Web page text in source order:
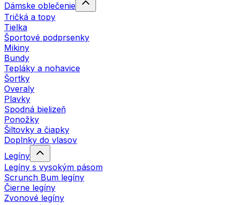
Dámske oblečenie
Tričká a topy
Tielka
Športové podprsenky
Mikiny
Bundy
Tepláky a nohavice
Šortky
Overaly
Plavky
Spodná bielizeň
Ponožky
Šiltovky a čiapky
Doplnky do vlasov
Legíny
Legíny s vysokým pásom
Scrunch Bum legíny
Čierne legíny
Zvonové legíny